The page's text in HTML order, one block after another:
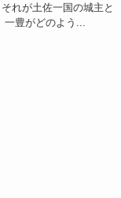
れが土佐一国の城主と
一豊がどのよう...